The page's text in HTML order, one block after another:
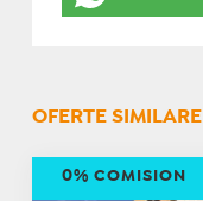
OFERTE SIMILARE
0% COMISION